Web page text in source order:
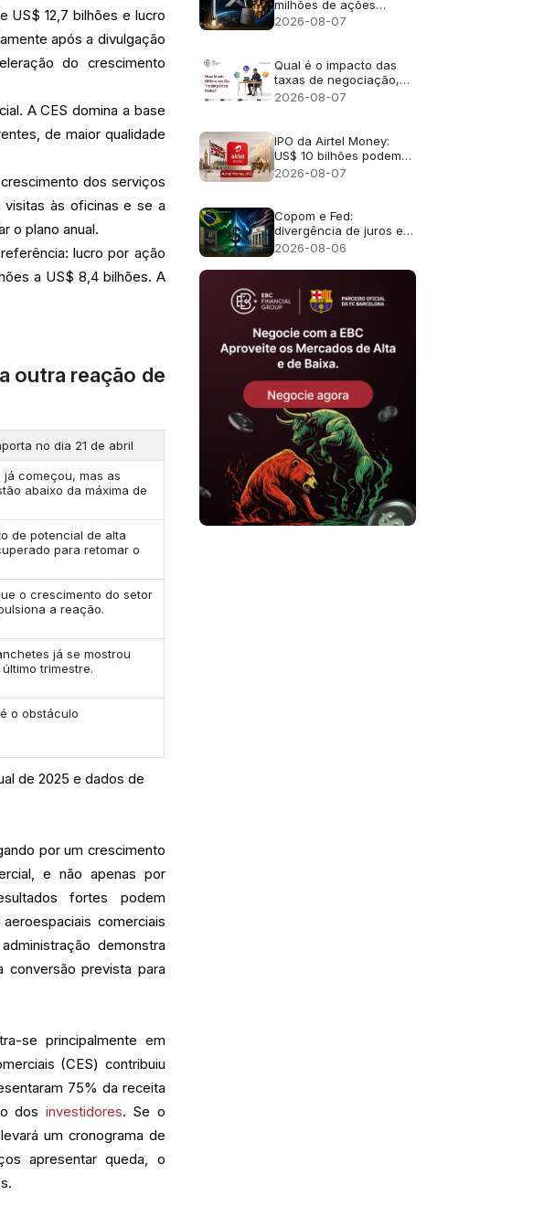
US$ 12,7 bilhões e lucro
após a divulgação
do crescimento
A CES domina a base
de maior qualidade
dos serviços
às oficinas e se a
o plano anual.
lucro por ação
a US$ 8,4 bilhões. A
outra reação de
no dia 21 de abril
começou, mas as
abaixo da máxima de
de potencial de alta
para retomar o
o crescimento do setor
a reação.
já se mostrou
trimestre.
o obstáculo
de 2025 e dados de
por um crescimento
e não apenas por
fortes podem
comerciais
demonstra
conversão prevista para
se principalmente em
(CES) contribuiu
75% da receita
dos investidores. Se o
um cronograma de
apresentar queda, o
milhões de ações
liberadas
2026-08-07
Qual é o impacto das
taxas de negociação,
incluindo as comissões
2026-08-07
IPO da Airtel Money:
US$ 10 bilhões podem
torná-lo o maior IPO de
2026-08-07
Copom e Fed:
divergência de juros e
efeito no câmbio
2026-08-06